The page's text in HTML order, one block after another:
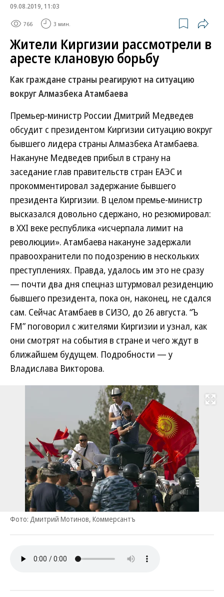
09.08.2019, 11:03
766 3 мин.
Жители Киргизии рассмотрели в
аресте клановую борьбу
Как граждане страны реагируют на ситуацию
вокруг Алмазбека Атамбаева
Премьер-министр России Дмитрий Медведев
обсудит с президентом Киргизии ситуацию вокруг
бывшего лидера страны Алмазбека Атамбаева.
Накануне Медведев прибыл в страну на
заседание глав правительств стран ЕАЭС и
прокомментировал задержание бывшего
президента Киргизии. В целом премье-министр
высказался довольно сдержано, но резюмировал:
в XXI веке республика «исчерпала лимит на
революции». Атамбаева накануне задержали
правоохранители по подозрению в нескольких
преступлениях. Правда, удалось им это не сразу
— почти два дня спецназ штурмовал резиденцию
бывшего президента, пока он, наконец, не сдался
сам. Сейчас Атамбаев в СИЗО, до 26 августа. “Ъ
FM” поговорил с жителями Киргизии и узнал, как
они смотрят на события в стране и чего ждут в
ближайшем будущем. Подробности — у
Владислава Викторова.
Развернуть
Фото: Дмитрий Мотинов, Коммерсантъ